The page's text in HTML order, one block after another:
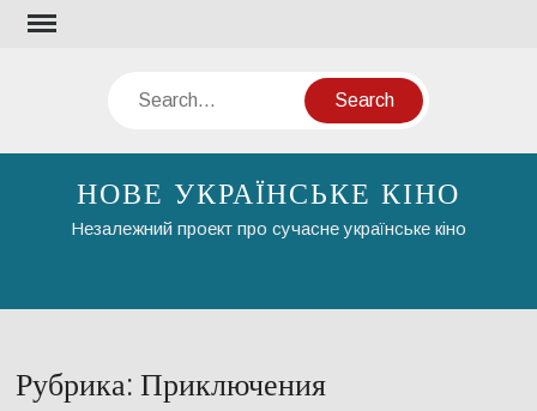
Skip
Search
НОВЕ УКРАЇНСЬКЕ КІНО
Незалежний проект про сучасне українське кіно
Рубрика:Приключения